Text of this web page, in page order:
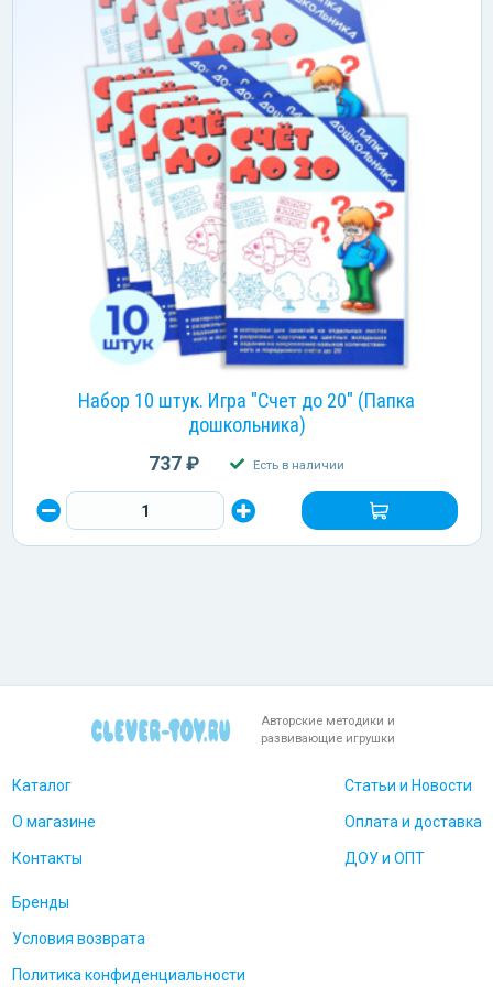
Набор 10 штук. Игра "Счет до 20" (Папка
дошкольника)
737 ₽ Есть в наличии
Авторские методики и
развивающие игрушки
Каталог
О магазине
Контакты
Статьи и Новости
Оплата и доставка
ДОУ и ОПТ
Бренды
Условия возврата
Политика конфиденциальности